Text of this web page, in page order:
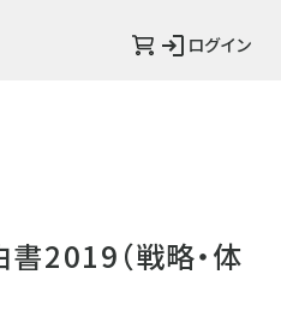
ログイン
書2019（戦略・体